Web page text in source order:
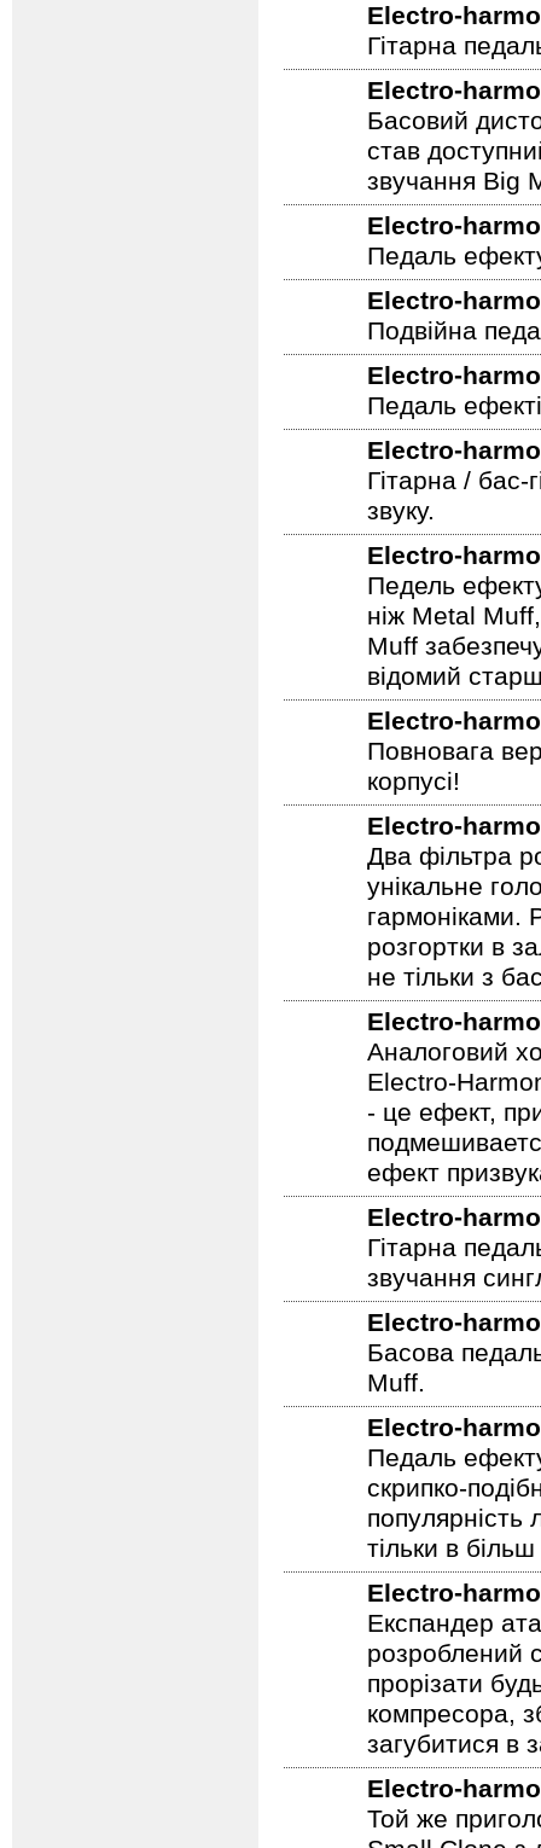
Electro-
Гітарна
Electro-
Басовий
став
звучання Big
Electro-
Педаль
Electro-
Подвійна
Electro-
Педаль
Electro-
Гітарна / бас-
звуку.
Electro-
Педель
ніж Metal
Muff
відомий
Electro-
Повновага
корпусі!
Electro-
Два фільтра
унікальне
гармоніками.
розгортки в
не тільки з
Electro-
Аналоговий
Electro-
- це ефект,
ефект
Electro-
Гітарна
звучання
Electro-
Басова
Muff.
Electro-
Педаль
скрипко-
тільки в
Electro-
Експандер
розроблений
прорізати
компресора,
загубитися в
Electro-
Той же